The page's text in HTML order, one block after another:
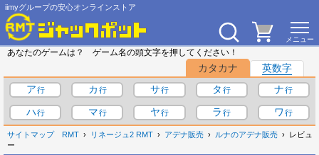
iimyグループの安心オンラインストア
あなたのゲームは？ ゲーム名の頭文字を押してください！
カタカナ
英数字
ア
カ サ タ
ナ
ハ
マ ヤ ラ ワ
サイトマップ RMT リネージュ2 RMT アデナ販売 ルナのアデナ販売
レビュ
ー